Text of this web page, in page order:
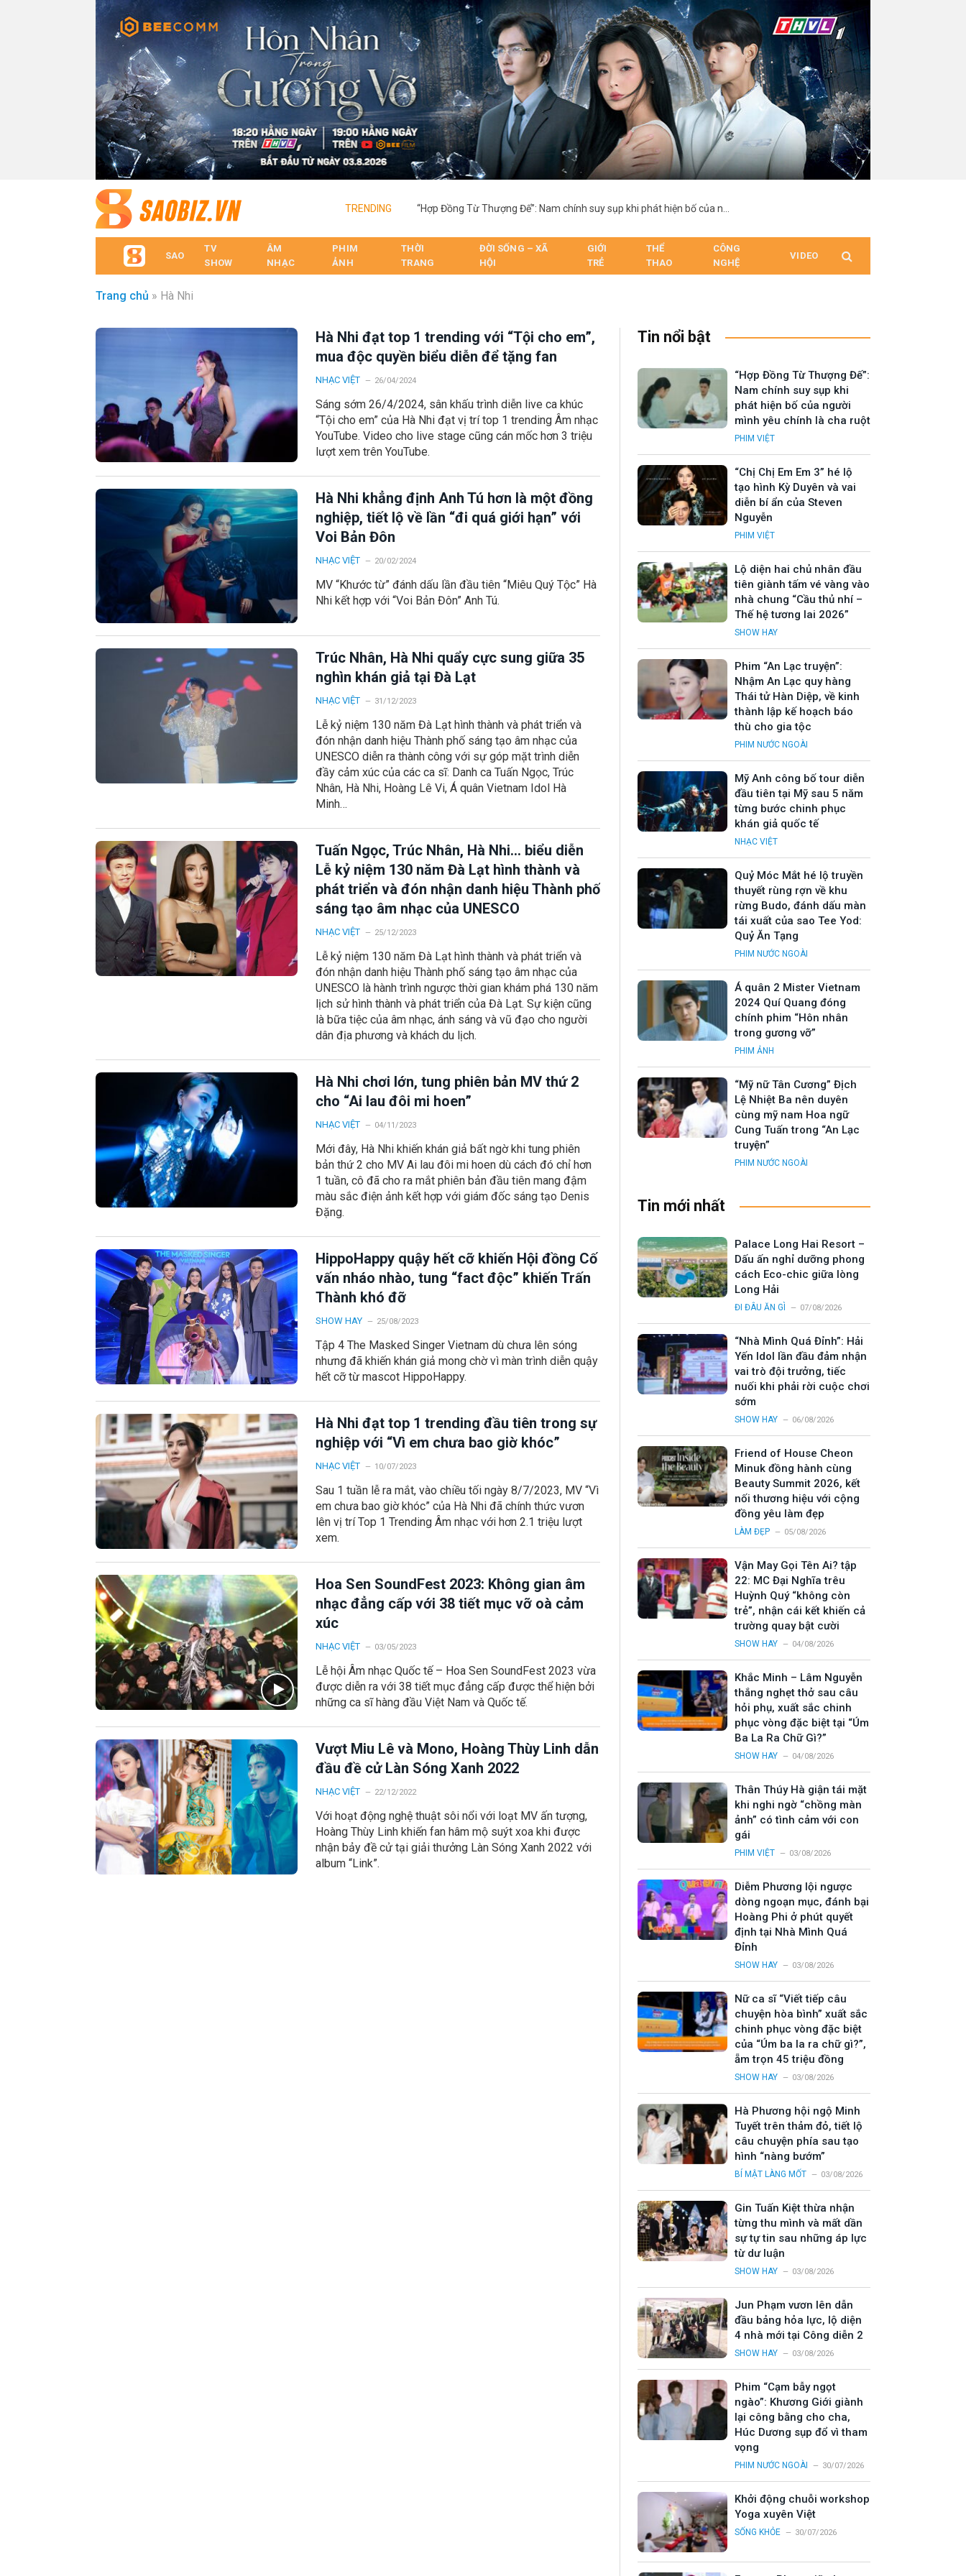
TRENDING
SAO
TV
SHOW
ÂM
NHẠC
PHIM
ẢNH
THỜI
TRANG
ĐỜI SỐNG – XÃ
HỘI
GIỚI
TRẺ
THỂ
THAO
CÔNG
NGHỆ
VIDEO
Trang chủ » Hà Nhi
Hà Nhi đạt top 1 trending với “Tội cho em”,
mua độc quyền biểu diễn để tặng fan
NHẠC VIỆT 26/04/2024
Sáng sớm 26/4/2024, sân khấu trình diễn live ca khúc
“Tội cho em” của Hà Nhi đạt vị trí top 1 trending Âm nhạc
YouTube. Video cho live stage cũng cán mốc hơn 3 triệu
lượt xem trên YouTube.
Hà Nhi khẳng định Anh Tú hơn là một đồng
nghiệp, tiết lộ về lần “đi quá giới hạn” với
Voi Bản Đôn
NHẠC VIỆT 20/02/2024
MV “Khước từ” đánh dấu lần đầu tiên “Miêu Quý Tộc” Hà
Nhi kết hợp với “Voi Bản Đôn” Anh Tú.
Trúc Nhân, Hà Nhi quẩy cực sung giữa 35
nghìn khán giả tại Đà Lạt
NHẠC VIỆT 31/12/2023
Lễ kỷ niệm 130 năm Đà Lạt hình thành và phát triển và
đón nhận danh hiệu Thành phố sáng tạo âm nhạc của
UNESCO diễn ra thành công với sự góp mặt trình diễn
đầy cảm xúc của các ca sĩ: Danh ca Tuấn Ngọc, Trúc
Nhân, Hà Nhi, Hoàng Lê Vi, Á quân Vietnam Idol Hà
Minh…
Tuấn Ngọc, Trúc Nhân, Hà Nhi… biểu diễn
Lễ kỷ niệm 130 năm Đà Lạt hình thành và
phát triển và đón nhận danh hiệu Thành phố
sáng tạo âm nhạc của UNESCO
NHẠC VIỆT 25/12/2023
Lễ kỷ niệm 130 năm Đà Lạt hình thành và phát triển và
đón nhận danh hiệu Thành phố sáng tạo âm nhạc của
UNESCO là hành trình ngược thời gian khám phá 130 năm
lịch sử hình thành và phát triển của Đà Lạt. Sự kiện cũng
là bữa tiệc của âm nhạc, ánh sáng và vũ đạo cho người
dân địa phương và khách du lịch.
Hà Nhi chơi lớn, tung phiên bản MV thứ 2
cho “Ai lau đôi mi hoen”
NHẠC VIỆT 04/11/2023
Mới đây, Hà Nhi khiến khán giả bất ngờ khi tung phiên
bản thứ 2 cho MV Ai lau đôi mi hoen dù cách đó chỉ hơn
1 tuần, cô đã cho ra mắt phiên bản đầu tiên mang đậm
màu sắc điện ảnh kết hợp với giám đốc sáng tạo Denis
Đặng.
HippoHappy quậy hết cỡ khiến Hội đồng Cố
vấn nháo nhào, tung “fact độc” khiến Trấn
Thành khó đỡ
SHOW HAY 25/08/2023
Tập 4 The Masked Singer Vietnam dù chưa lên sóng
nhưng đã khiến khán giả mong chờ vì màn trình diễn quậy
hết cỡ từ mascot HippoHappy.
Hà Nhi đạt top 1 trending đầu tiên trong sự
nghiệp với “Vì em chưa bao giờ khóc”
NHẠC VIỆT 10/07/2023
Sau 1 tuần lễ ra mắt, vào chiều tối ngày 8/7/2023, MV “Vì
em chưa bao giờ khóc” của Hà Nhi đã chính thức vươn
lên vị trí Top 1 Trending Âm nhạc với hơn 2.1 triệu lượt
xem.
Hoa Sen SoundFest 2023: Không gian âm
nhạc đẳng cấp với 38 tiết mục vỡ oà cảm
xúc
NHẠC VIỆT 03/05/2023
Lễ hội Âm nhạc Quốc tế – Hoa Sen SoundFest 2023 vừa
được diễn ra với 38 tiết mục đẳng cấp được thể hiện bởi
những ca sĩ hàng đầu Việt Nam và Quốc tế.
Vượt Miu Lê và Mono, Hoàng Thùy Linh dẫn
đầu đề cử Làn Sóng Xanh 2022
NHẠC VIỆT 22/12/2022
Với hoạt động nghệ thuật sôi nổi với loạt MV ấn tượng,
Hoàng Thùy Linh khiến fan hâm mộ suýt xoa khi được
nhận bảy đề cử tại giải thưởng Làn Sóng Xanh 2022 với
album “Link”.
Tin nổi bật
“Hợp Đồng Từ Thượng Đế”:
Nam chính suy sụp khi
phát hiện bố của người
mình yêu chính là cha ruột
PHIM VIỆT
“Chị Chị Em Em 3” hé lộ
tạo hình Kỳ Duyên và vai
diễn bí ẩn của Steven
Nguyễn
PHIM VIỆT
Lộ diện hai chủ nhân đầu
tiên giành tấm vé vàng vào
nhà chung “Cầu thủ nhí –
Thế hệ tương lai 2026”
SHOW HAY
Phim “An Lạc truyện”:
Nhậm An Lạc quy hàng
Thái tử Hàn Diệp, về kinh
thành lập kế hoạch báo
thù cho gia tộc
PHIM NƯỚC NGOÀI
Mỹ Anh công bố tour diễn
đầu tiên tại Mỹ sau 5 năm
từng bước chinh phục
khán giả quốc tế
NHẠC VIỆT
Quỷ Móc Mắt hé lộ truyền
thuyết rùng rợn về khu
rừng Budo, đánh dấu màn
tái xuất của sao Tee Yod:
Quỷ Ăn Tạng
PHIM NƯỚC NGOÀI
Á quân 2 Mister Vietnam
2024 Quí Quang đóng
chính phim “Hôn nhân
trong gương vỡ”
PHIM ẢNH
“Mỹ nữ Tân Cương” Địch
Lệ Nhiệt Ba nên duyên
cùng mỹ nam Hoa ngữ
Cung Tuấn trong “An Lạc
truyện”
PHIM NƯỚC NGOÀI
Tin mới nhất
Palace Long Hai Resort –
Dấu ấn nghỉ dưỡng phong
cách Eco-chic giữa lòng
Long Hải
ĐI ĐÂU ĂN GÌ 07/08/2026
“Nhà Mình Quá Đỉnh”: Hải
Yến Idol lần đầu đảm nhận
vai trò đội trưởng, tiếc
nuối khi phải rời cuộc chơi
sớm
SHOW HAY 06/08/2026
Friend of House Cheon
Minuk đồng hành cùng
Beauty Summit 2026, kết
nối thương hiệu với cộng
đồng yêu làm đẹp
LÀM ĐẸP 05/08/2026
Vận May Gọi Tên Ai? tập
22: MC Đại Nghĩa trêu
Huỳnh Quý “không còn
trẻ”, nhận cái kết khiến cả
trường quay bật cười
SHOW HAY 04/08/2026
Khắc Minh – Lâm Nguyễn
thắng nghẹt thở sau câu
hỏi phụ, xuất sắc chinh
phục vòng đặc biệt tại “Úm
Ba La Ra Chữ Gì?”
SHOW HAY 04/08/2026
Thân Thúy Hà giận tái mặt
khi nghi ngờ “chồng màn
ảnh” có tình cảm với con
gái
PHIM VIỆT 03/08/2026
Diễm Phương lội ngược
dòng ngoạn mục, đánh bại
Hoàng Phi ở phút quyết
định tại Nhà Mình Quá
Đỉnh
SHOW HAY 03/08/2026
Nữ ca sĩ “Viết tiếp câu
chuyện hòa bình” xuất sắc
chinh phục vòng đặc biệt
của “Úm ba la ra chữ gì?”,
ẵm trọn 45 triệu đồng
SHOW HAY 03/08/2026
Hà Phương hội ngộ Minh
Tuyết trên thảm đỏ, tiết lộ
câu chuyện phía sau tạo
hình “nàng bướm”
BÍ MẬT LÀNG MỐT 03/08/2026
Gin Tuấn Kiệt thừa nhận
từng thu mình và mất dần
sự tự tin sau những áp lực
từ dư luận
SHOW HAY 03/08/2026
Jun Phạm vươn lên dẫn
đầu bảng hỏa lực, lộ diện
4 nhà mới tại Công diễn 2
SHOW HAY 03/08/2026
Phim “Cạm bẫy ngọt
ngào”: Khương Giới giành
lại công bằng cho cha,
Húc Dương sụp đổ vì tham
vọng
PHIM NƯỚC NGOÀI 30/07/2026
Khởi động chuỗi workshop
Yoga xuyên Việt
SỐNG KHỎE 30/07/2026